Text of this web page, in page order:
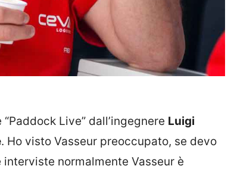
Live” dall’ingegnere Luigi
. Ho visto Vasseur preoccupato, se devo
normalmente Vasseur è